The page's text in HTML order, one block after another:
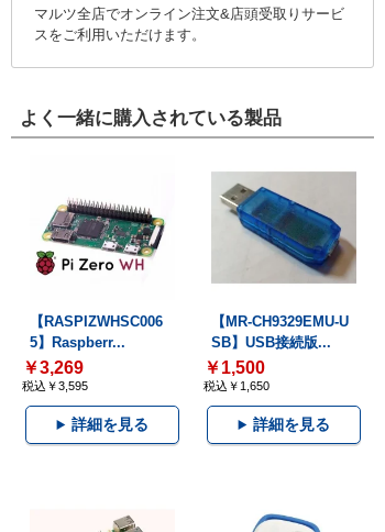
マルツ全店でオンライン注文&店頭受取りサービ
スをご利用いただけます。
よく一緒に購入されている製品
【RASPIZWHSC006
5】Raspberr...
￥3,269
税込￥3,595
詳細を見る
【MR-CH9329EMU-U
SB】USB接続版...
￥1,500
税込￥1,650
詳細を見る